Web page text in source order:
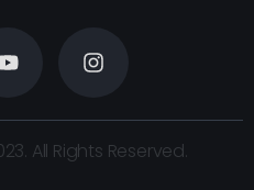
All Rights Reserved.